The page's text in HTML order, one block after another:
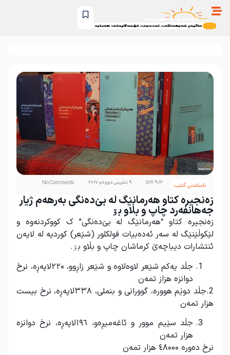
ناساندنی کتێب 9:16 pm 9 تشرینی دووەم 2017 No Comments
زەنجیرە کتاو هەرمانێگ له بێ‌دەنگی بەرهەم ژیار
جەهانفەرد چاپ و بڵاو بۊ
زەنجیرە کتاو “هەرمانێگ له بێ‌دەنگی” ک کووکردنەوە و
لێکوڵێنێگ له سەر ئەده‌بیات فولکلور (شێعر) کوردیه له لایەن
ئنتشارات دیباچەێ کرماشان چاپ و بڵاو بۊ.
جڵد یەکم شێعر لاوە‌لاوە و شێعر زاڕوو، ۲۲۰لاپەڕە، نرخ
دوانزە هزاز تمەن
2.جڵد دوێم هوورە، گوورانی و بنملی، ۳۳٨لاپەڕە، نرخ بیست
هزار تمەن
جڵد سێیم موور و ئاغەمیڕەو، ۱۹٦لاپەڕە، نرخ دوانزە
هزار تمەن
نرخ دەورە ٤٨۰۰۰ هزار تمەن